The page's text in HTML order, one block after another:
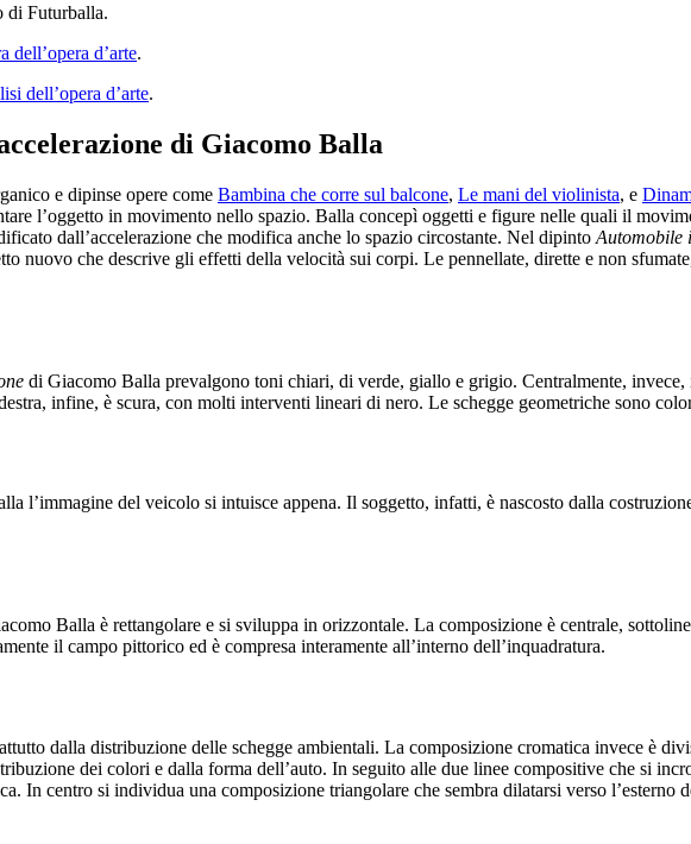
di Futurballa.
d’arte.
dell’opera d’arte.
di Giacomo Balla
e dipinse opere come Bambina che corre sul balcone, Le mani del violinista, e
l’oggetto in movimento nello spazio. Balla concepì oggetti e figure nelle quali il
dall’accelerazione che modifica anche lo spazio circostante. Nel dipinto Automobile
nuovo che descrive gli effetti della velocità sui corpi. Le pennellate, dirette e non
di Giacomo Balla prevalgono toni chiari, di verde, giallo e grigio. Centralmente,
infine, è scura, con molti interventi lineari di nero. Le schegge geometriche sono
l’immagine del veicolo si intuisce appena. Il soggetto, infatti, è nascosto dalla
Balla è rettangolare e si sviluppa in orizzontale. La composizione è centrale,
il campo pittorico ed è compresa interamente all’interno dell’inquadratura.
dalla distribuzione delle schegge ambientali. La composizione cromatica invece è
dei colori e dalla forma dell’auto. In seguito alle due linee compositive che si
In centro si individua una composizione triangolare che sembra dilatarsi verso l’esterno